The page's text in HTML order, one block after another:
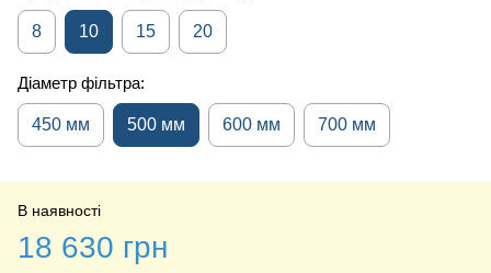
8 10 15 20
Діаметр фільтра:
450 мм 500 мм 600 мм 700 мм
В наявності
18 630 грн